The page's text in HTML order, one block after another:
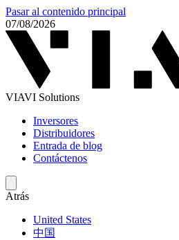
Pasar al contenido principal
07/08/2026
VIAVI Solutions
Inversores
Distribuidores
Entrada de blog
Contáctenos
Atrás
United States
中国